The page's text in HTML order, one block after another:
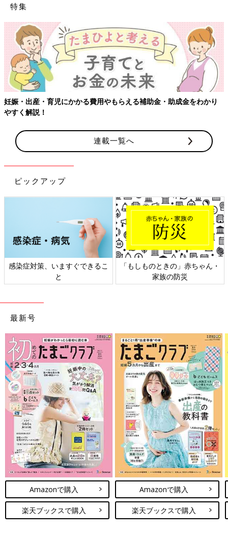
特集
・助成金をわかり
【ワクチン接種できるものも】妊婦の感染症
連載一覧へ
ピックアップ
のときの」赤ちゃん・
日本外来小児科学会リーフレッ
六星占
最新号
Amazonで購入
楽天ブックスで購入
Amazonで購入
楽天ブックスで購入